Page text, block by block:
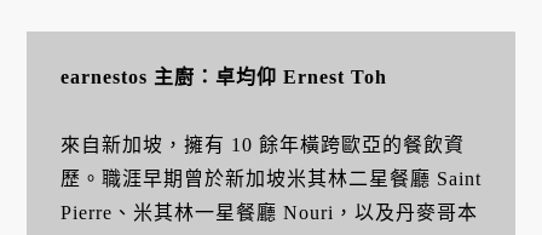
earnestos 主廚：卓均仰 Ernest Toh
來自新加坡，擁有 10 餘年橫跨歐亞的餐飲資
歷。職涯早期曾於新加坡米其林二星餐廳 Saint
Pierre、米其林一星餐廳 Nouri，以及丹麥哥本